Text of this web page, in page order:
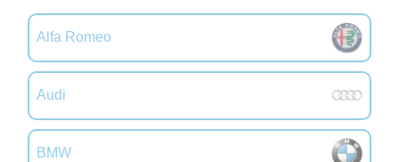
Alfa Romeo
Audi
BMW